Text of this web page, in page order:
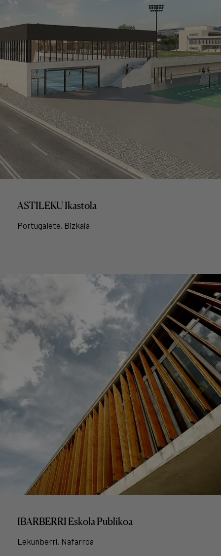
ASTILEKU Ikastola
Portugalete, Bizkaia
IBARBERRI Eskola Publikoa
Lekunberri, Nafarroa